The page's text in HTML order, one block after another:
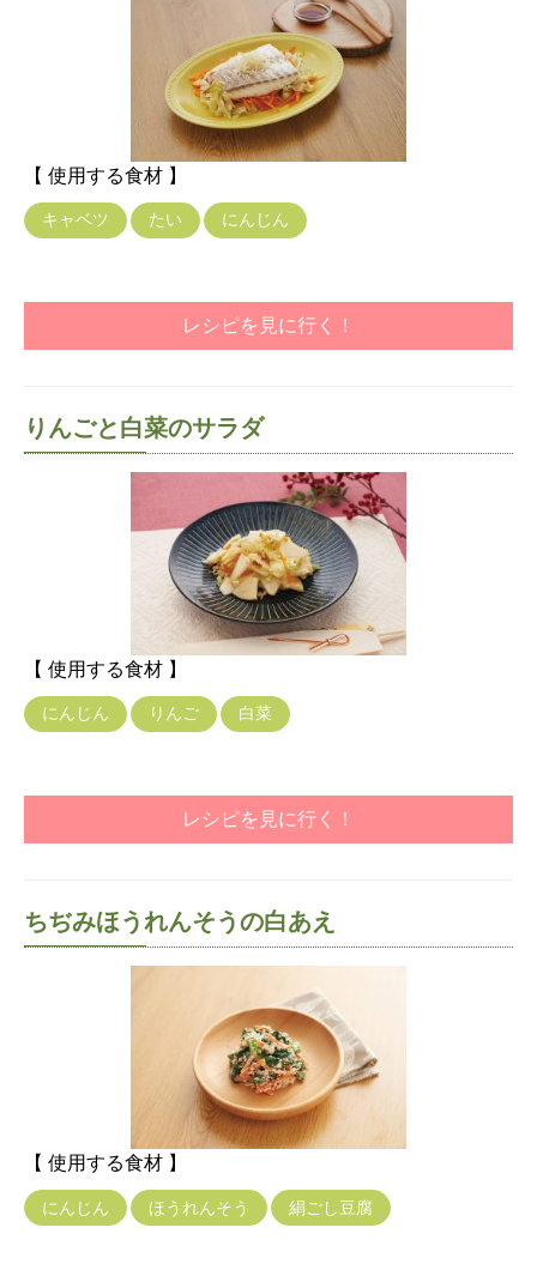
【 使用する食材 】
キャベツ たい にんじん
レシピを見に行く！
りんごと白菜のサラダ
【 使用する食材 】
にんじん りんご 白菜
レシピを見に行く！
ちぢみほうれんそうの白あえ
【 使用する食材 】
にんじん ほうれんそう 絹ごし豆腐